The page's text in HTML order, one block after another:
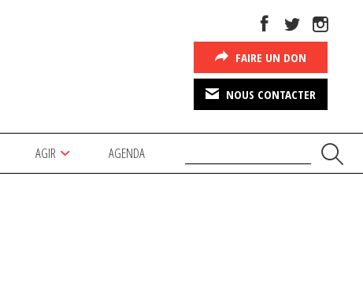
FAIRE UN DON
NOUS CONTACTER
AGIR AGENDA